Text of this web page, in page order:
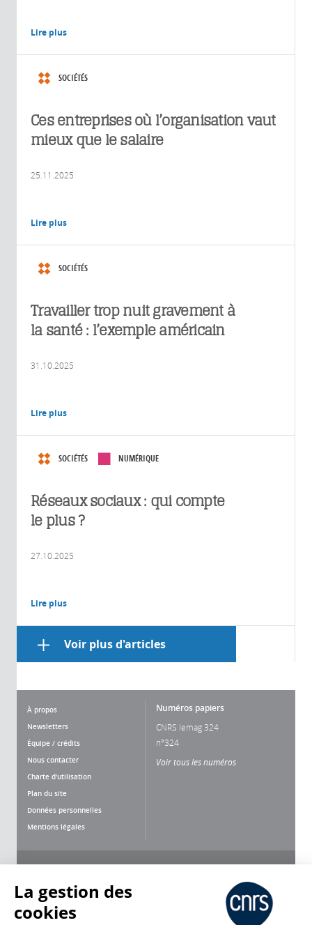
Lire plus
SOCIÉTÉS
Ces entreprises où l’organisation vaut
mieux que le salaire
25.11.2025
Lire plus
SOCIÉTÉS
Travailler trop nuit gravement à
la santé : l’exemple américain
31.10.2025
Lire plus
SOCIÉTÉS NUMÉRIQUE
Réseaux sociaux : qui compte
le plus ?
27.10.2025
Lire plus
Voir plus d'articles
À propos
Newsletters
Équipe / crédits
Nous contacter
Charte d'utilisation
Plan du site
Données personnelles
Mentions légales
Numéros papiers
CNRS lemag 324
n°324
Voir tous les numéros
La gestion des
cookies